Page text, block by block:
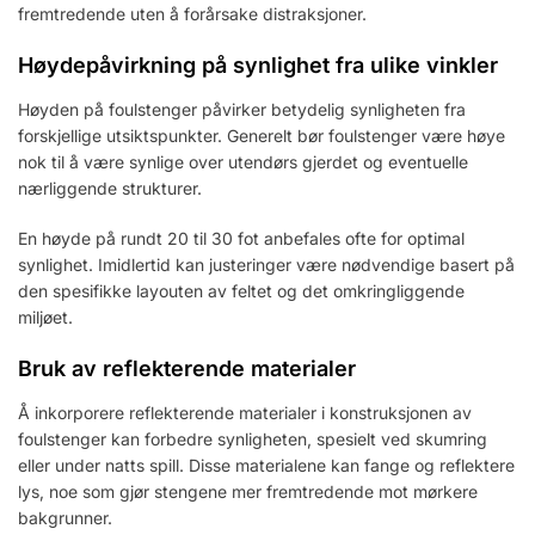
fremtredende uten å forårsake distraksjoner.
Høydepåvirkning på synlighet fra ulike vinkler
Høyden på foulstenger påvirker betydelig synligheten fra
forskjellige utsiktspunkter. Generelt bør foulstenger være høye
nok til å være synlige over utendørs gjerdet og eventuelle
nærliggende strukturer.
En høyde på rundt 20 til 30 fot anbefales ofte for optimal
synlighet. Imidlertid kan justeringer være nødvendige basert på
den spesifikke layouten av feltet og det omkringliggende
miljøet.
Bruk av reflekterende materialer
Å inkorporere reflekterende materialer i konstruksjonen av
foulstenger kan forbedre synligheten, spesielt ved skumring
eller under natts spill. Disse materialene kan fange og reflektere
lys, noe som gjør stengene mer fremtredende mot mørkere
bakgrunner.